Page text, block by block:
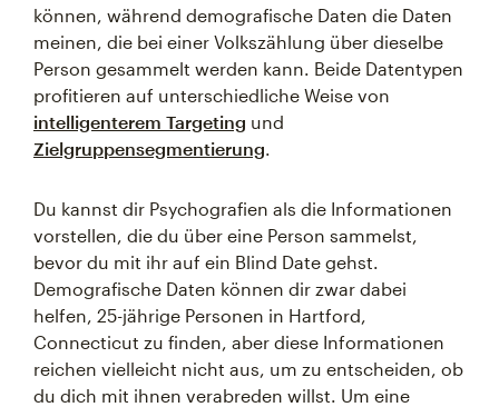
können, während demografische Daten die Daten
meinen, die bei einer Volkszählung über dieselbe
Person gesammelt werden kann. Beide Datentypen
profitieren auf unterschiedliche Weise von
intelligenterem Targeting und
Zielgruppensegmentierung.
Du kannst dir Psychografien als die Informationen
vorstellen, die du über eine Person sammelst,
bevor du mit ihr auf ein Blind Date gehst.
Demografische Daten können dir zwar dabei
helfen, 25-jährige Personen in Hartford,
Connecticut zu finden, aber diese Informationen
reichen vielleicht nicht aus, um zu entscheiden, ob
du dich mit ihnen verabreden willst. Um eine